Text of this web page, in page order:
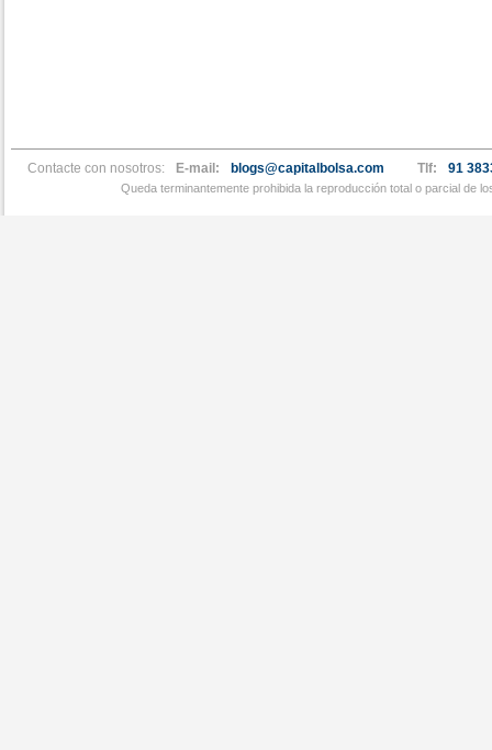
Contacte con nosotros: E-mail: blogs@capitalbolsa.com Tlf: 91
Queda terminantemente prohibida la reproducción total o parcial de